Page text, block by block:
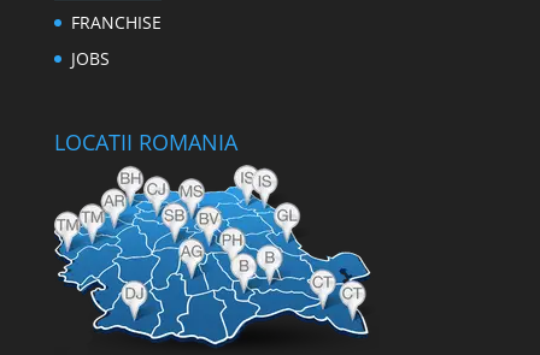
FRANCHISE
JOBS
LOCATII ROMANIA